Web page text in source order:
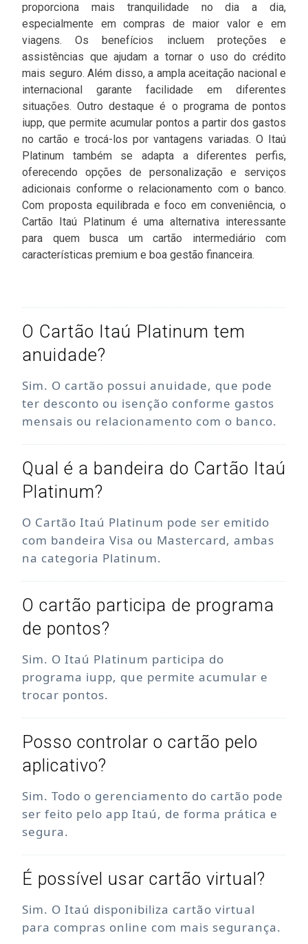
proporciona mais tranquilidade no dia a dia,
especialmente em compras de maior valor e em
viagens. Os benefícios incluem proteções e
assistências que ajudam a tornar o uso do crédito
mais seguro. Além disso, a ampla aceitação nacional e
internacional garante facilidade em diferentes
situações. Outro destaque é o programa de pontos
iupp, que permite acumular pontos a partir dos gastos
no cartão e trocá-los por vantagens variadas. O Itaú
Platinum também se adapta a diferentes perfis,
oferecendo opções de personalização e serviços
adicionais conforme o relacionamento com o banco.
Com proposta equilibrada e foco em conveniência, o
Cartão Itaú Platinum é uma alternativa interessante
para quem busca um cartão intermediário com
características premium e boa gestão financeira.
O Cartão Itaú Platinum tem
anuidade?
Sim. O cartão possui anuidade, que pode
ter desconto ou isenção conforme gastos
mensais ou relacionamento com o banco.
Qual é a bandeira do Cartão Itaú
Platinum?
O Cartão Itaú Platinum pode ser emitido
com bandeira Visa ou Mastercard, ambas
na categoria Platinum.
O cartão participa de programa
de pontos?
Sim. O Itaú Platinum participa do
programa iupp, que permite acumular e
trocar pontos.
Posso controlar o cartão pelo
aplicativo?
Sim. Todo o gerenciamento do cartão pode
ser feito pelo app Itaú, de forma prática e
segura.
É possível usar cartão virtual?
Sim. O Itaú disponibiliza cartão virtual
para compras online com mais segurança.